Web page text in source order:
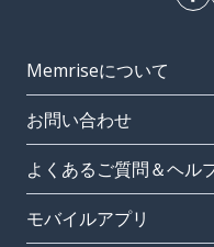
Memriseについて
お問い合わせ
よくあるご質問＆ヘル
モバイルアプリ